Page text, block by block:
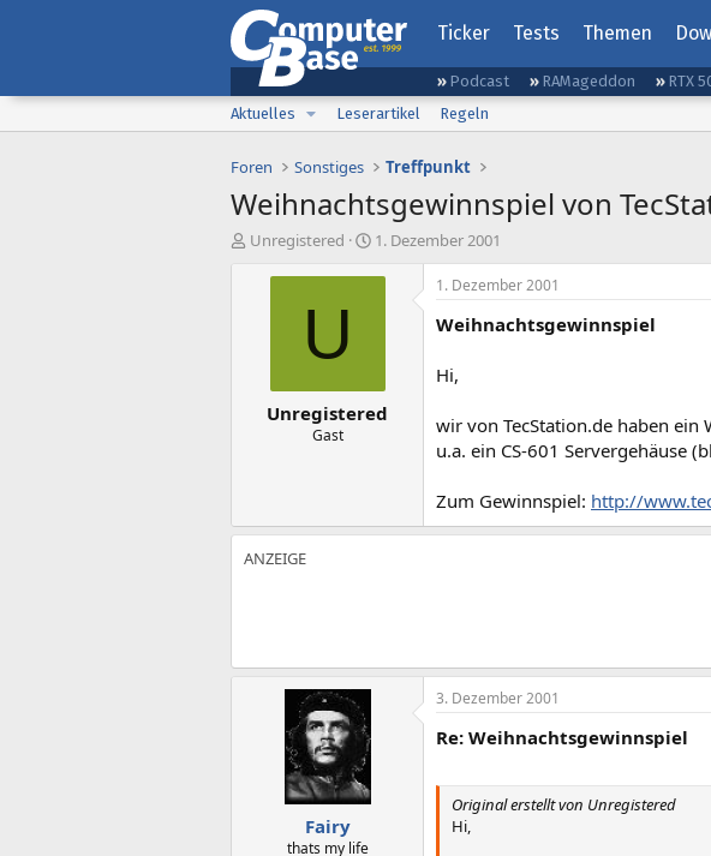
Ticker Tests Themen
Podcast RAMageddon RTX
Aktuelles
Leserartikel Regeln
Foren Sonstiges Treffpunkt
Weihnachtsgewinnspiel von
EUnregistered
E
s
t
a
1. Dezember 2001
U
Unregistered
Gast
1. Dezember 2001
Weihnachtsgewinnspiel
Hi,
wir von TecStation.de haben
u.a. ein CS-601 Servergehäuse
Zum Gewinnspiel: http://
Fairy
thats my life
3. Dezember 2001
Re: Weihnachtsgewinnspiel
Original erstellt von Unregistered
Hi,